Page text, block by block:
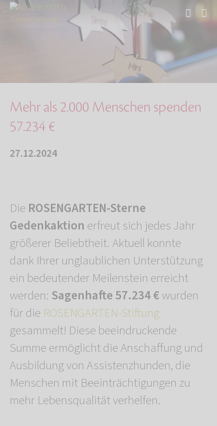
Aktuelles
Mehr als 2.000 Menschen spenden 57.234 €
Mehr als 2.000 Menschen spenden
57.234 €
27.12.2024
Die ROSENGARTEN-Sterne
Gedenkaktion erfreut sich jedes Jahr
größerer Beliebtheit. Aktuell konnte
dank Ihrer unglaublichen Unterstützung
ein bedeutender Meilenstein erreicht
werden: Sagenhafte 57.234 €wurden
für die ROSENGARTEN-Stiftung
gesammelt! Diese beeindruckende
Summe ermöglicht die Anschaffung und
Ausbildung von Assistenzhunden, die
Menschen mit Beeinträchtigungen zu
mehr Lebensqualität verhelfen.